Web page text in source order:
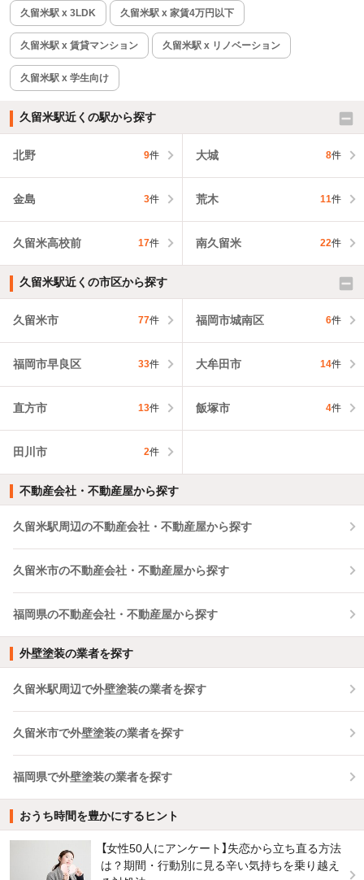
久留米駅 x 3LDK 久留米駅 x 家賃4万円以下
久留米駅 x 賃貸マンション 久留米駅 x リノベーション
久留米駅 x 学生向け
久留米駅近くの駅から探す
北野 9件 大城 8件
金島 3件 荒木 11件
久留米高校前 17件 南久留米 22件
久留米駅近くの市区から探す
久留米市 77件 福岡市城南区 6件
福岡市早良区 33件 大牟田市 14件
直方市 13件 飯塚市 4件
田川市 2件
不動産会社・不動産屋から探す
久留米駅周辺の不動産会社・不動産屋から探す
久留米市の不動産会社・不動産屋から探す
福岡県の不動産会社・不動産屋から探す
外壁塗装の業者を探す
久留米駅周辺で外壁塗装の業者を探す
久留米市で外壁塗装の業者を探す
福岡県で外壁塗装の業者を探す
おうち時間を豊かにするヒント
【女性50人にアンケート】失恋から立ち直る方法
は？期間・行動別に見る辛い気持ちを乗り越え